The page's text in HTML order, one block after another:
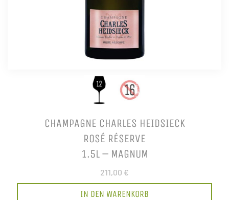
CHAMPAGNE CHARLES HEIDSIECK
ROSÉ RÉSERVE
1.5L – MAGNUM
211,00 €
IN DEN WARENKORB